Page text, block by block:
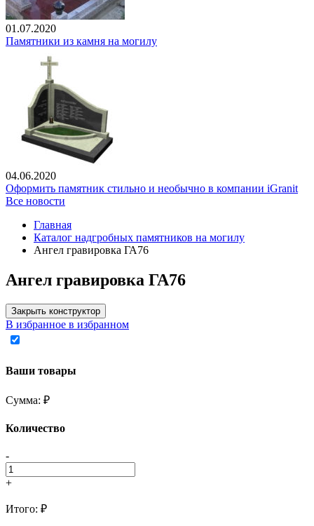
01.07.2020
Памятники из камня на могилу
04.06.2020
Оформить памятник стильно и необычно в компании iGranit
Все новости
Главная
Каталог надгробных памятников на могилу
Ангел гравировка ГА76
Ангел гравировка ГА76
Закрыть конструктор
В избранное в избранном
Ваши товары
Сумма: ₽
Количество
-
+
Итого: ₽